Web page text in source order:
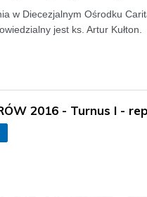
w Diecezjalnym Ośrodku
jest ks. Artur Kułton.
2016 - Turnus I -